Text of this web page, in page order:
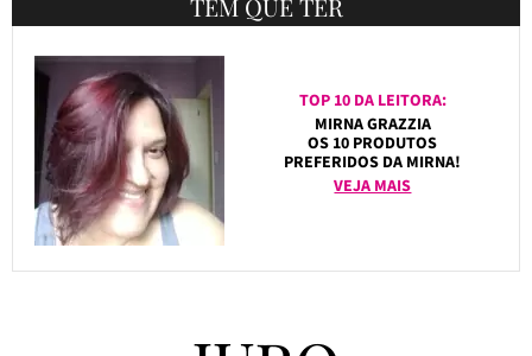
TEM QUE TER
TOP 10 DA LEITORA:
MIRNA GRAZZIA
OS 10 PRODUTOS
PREFERIDOS DA MIRNA!
VEJA MAIS